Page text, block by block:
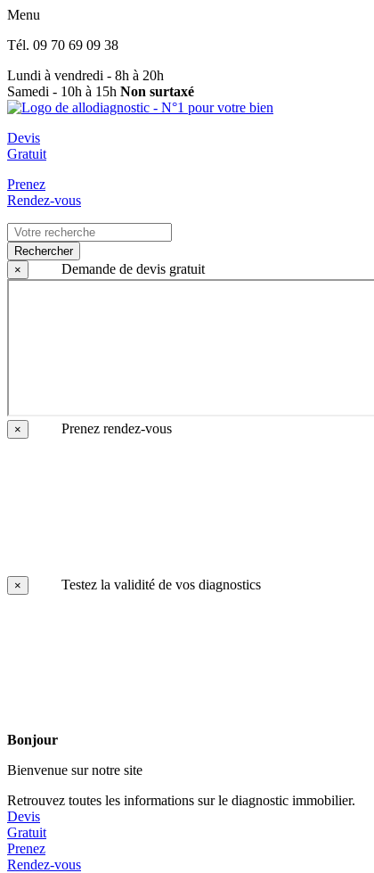
Menu
Tél. 09 70 69 09 38
Lundi à vendredi - 8h à 20h
Samedi - 10h à 15h Non surtaxé
Devis
Gratuit
Prenez
Rendez-vous
Rechercher
×
Demande de devis gratuit
× Prenez rendez-vous
× Testez la validité de vos diagnostics
Bonjour
Bienvenue sur notre site
Retrouvez toutes les informations sur le diagnostic immobilier.
Devis
Gratuit
Prenez
Rendez-vous